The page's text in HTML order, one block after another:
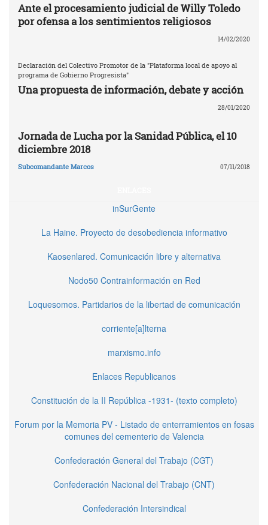
Ante el procesamiento judicial de Willy Toledo
por ofensa a los sentimientos religiosos
14/02/2020
Declaración del Colectivo Promotor de la "Plataforma local de apoyo al
programa de Gobierno Progresista"
Una propuesta de información, debate y acción
28/01/2020
Jornada de Lucha por la Sanidad Pública, el 10
diciembre 2018
Subcomandante Marcos 07/11/2018
inSurGente
La Haine. Proyecto de desobediencia informativo
Kaosenlared. Comunicación libre y alternativa
Nodo50 Contrainformación en Red
Loquesomos. Partidarios de la libertad de comunicación
corriente[a]lterna
marxismo.info
Enlaces Republicanos
Constitución de la II República -1931- (texto completo)
Forum por la Memoria PV - Listado de enterramientos en fosas
comunes del cementerio de Valencia
Confederación General del Trabajo (CGT)
Confederación Nacional del Trabajo (CNT)
Confederación Intersindical